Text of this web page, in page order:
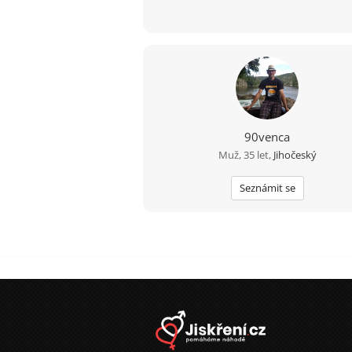
90venca
Muž, 35 let, Jihočeský
Seznámit se